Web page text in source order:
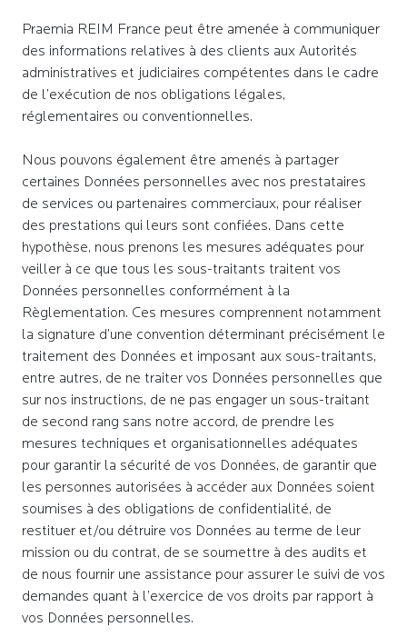
Praemia REIM France peut être amenée à communiquer
des informations relatives à des clients aux Autorités
administratives et judiciaires compétentes dans le cadre
de l’exécution de nos obligations légales,
réglementaires ou conventionnelles.
Nous pouvons également être amenés à partager
certaines Données personnelles avec nos prestataires
de services ou partenaires commerciaux, pour réaliser
des prestations qui leurs sont confiées. Dans cette
hypothèse, nous prenons les mesures adéquates pour
veiller à ce que tous les sous-traitants traitent vos
Données personnelles conformément à la
Règlementation. Ces mesures comprennent notamment
la signature d’une convention déterminant précisément le
traitement des Données et imposant aux sous-traitants,
entre autres, de ne traiter vos Données personnelles que
sur nos instructions, de ne pas engager un sous-traitant
de second rang sans notre accord, de prendre les
mesures techniques et organisationnelles adéquates
pour garantir la sécurité de vos Données, de garantir que
les personnes autorisées à accéder aux Données soient
soumises à des obligations de confidentialité, de
restituer et/ou détruire vos Données au terme de leur
mission ou du contrat, de se soumettre à des audits et
de nous fournir une assistance pour assurer le suivi de vos
demandes quant à l’exercice de vos droits par rapport à
vos Données personnelles.
Inscrivez-vous à la newsletter
Merci de bien vouloir remplir le formulaire ci-dessous.
Nom
Prénom
Société
Fonction
Télécharger une étude
Merci de bien vouloir remplir le formulaire ci-dessous.
*
Fonction
Inscrivez-vous à la newsletter des
études
Merci de bien vouloir remplir le formulaire ci-dessous.
*
Société
Fonction